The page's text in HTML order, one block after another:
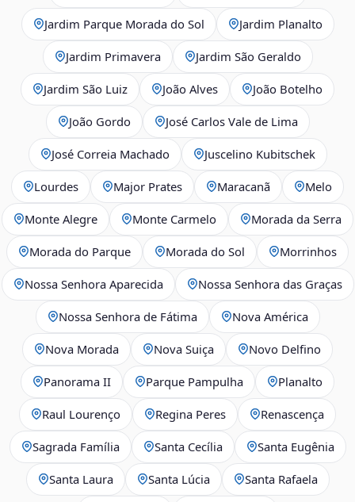
Jardim Parque Morada do Sol Jardim Planalto
Jardim Primavera Jardim São Geraldo
Jardim São Luiz João Alves João Botelho
João Gordo José Carlos Vale de Lima
José Correia Machado Juscelino Kubitschek
Lourdes Major Prates Maracanã Melo
Monte Alegre Monte Carmelo Morada da Serra
Morada do Parque Morada do Sol Morrinhos
Nossa Senhora Aparecida Nossa Senhora das Graças
Nossa Senhora de Fátima Nova América
Nova Morada Nova Suiça Novo Delfino
Panorama II Parque Pampulha Planalto
Raul Lourenço Regina Peres Renascença
Sagrada Família Santa Cecília Santa Eugênia
Santa Laura Santa Lúcia Santa Rafaela